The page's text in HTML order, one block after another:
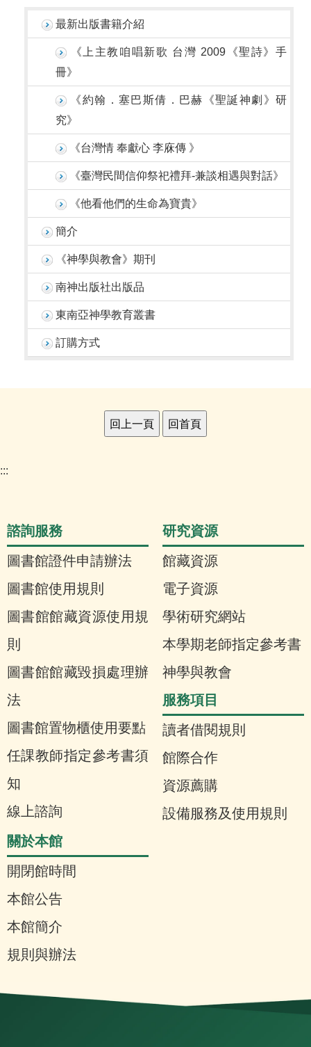
最新出版書籍介紹
《上主教咱唱新歌 台灣 2009《聖詩》手
冊》
《約翰．塞巴斯倩．巴赫《聖誕神劇》研
究》
《台灣情 奉獻心 李庥傳 》
《臺灣民間信仰祭祀禮拜-兼談相遇與對話》
《他看他們的生命為寶貴》
簡介
《神學與教會》期刊
南神出版社出版品
東南亞神學教育叢書
訂購方式
:::
諮詢服務
圖書館證件申請辦法
圖書館使用規則
圖書館館藏資源使用規
則
圖書館館藏毀損處理辦
法
圖書館置物櫃使用要點
任課教師指定參考書須
知
線上諮詢
研究資源
館藏資源
電子資源
學術研究網站
本學期老師指定參考書
神學與教會
服務項目
讀者借閱規則
館際合作
資源薦購
設備服務及使用規則
關於本館
開閉館時間
本館公告
本館簡介
規則與辦法